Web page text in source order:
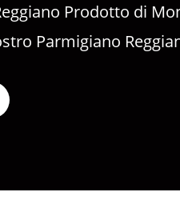
Prodotto di
Parmigiano